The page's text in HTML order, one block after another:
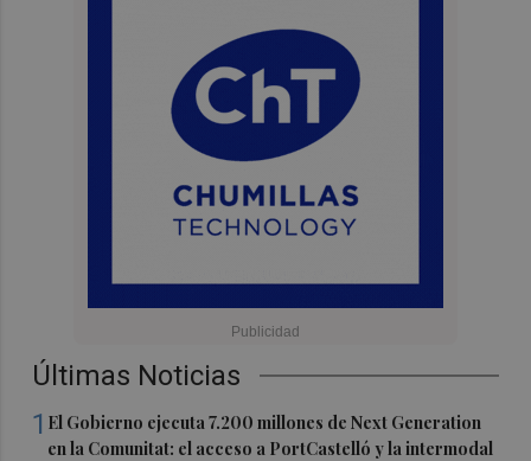
Últimas Noticias
1 El Gobierno ejecuta 7.200 millones de Next Generation
en la Comunitat: el acceso a PortCastelló y la intermodal